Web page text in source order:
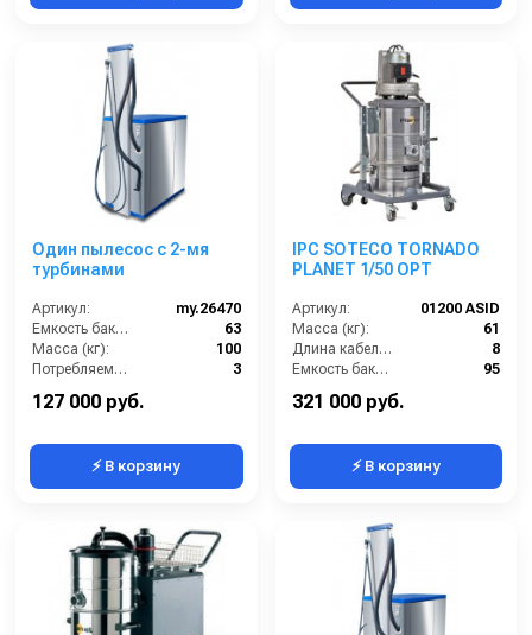
Один пылесос с 2-мя
турбинами
Артикул:
my.26470
Емкость бака для мусора (л):
63
Масса (кг):
100
Потребляемая мощность (кВт):
3
127 000 руб.
⚡ В корзину
IPC SOTECO TORNADO
PLANET 1/50 OPT
Артикул:
01200 ASID
Масса (кг):
61
Длина кабеля (м):
8
Емкость бака для мусора (л):
95
321 000 руб.
⚡ В корзину